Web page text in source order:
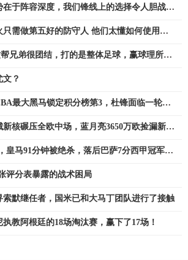
于阵容深度，我们锋线上的选择令人胆战心
需做第五好的防守人 他们太懂如何使用他
兄弟很团结，打的是整体足球，赢球理所应
？
最大黑马锁定积分榜第3，杜锋面临一轮
核碾压全欧中场，蓝月亮3650万欧捡漏新梅
皇马91分钟被绝杀，落后巴萨7分西甲冠军危
评分表暴露的战术困局
索默继任者，国米已和大马丁团队进行了接触
教阿根廷的18场淘汰赛，赢下了17场！